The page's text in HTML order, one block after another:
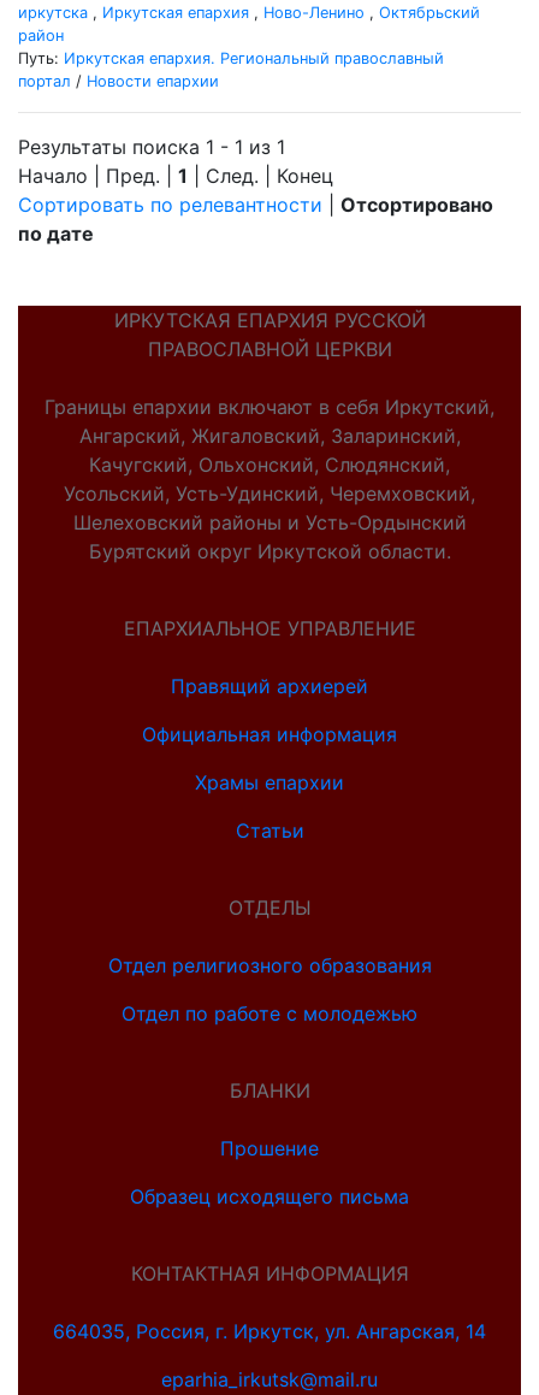
иркутска , Иркутская епархия , Ново-Ленино , Октябрьский
район
Путь: Иркутская епархия. Региональный православный
портал / Новости епархии
Результаты поиска 1 - 1 из 1
Начало | Пред. | 1 | След. | Конец
Сортировать по релевантности
Отсортировано
по дате
ИРКУТСКАЯ ЕПАРХИЯ РУССКОЙ
ПРАВОСЛАВНОЙ ЦЕРКВИ
Границы епархии включают в себя Иркутский,
Ангарский, Жигаловский, Заларинский,
Качугский, Ольхонский, Слюдянский,
Усольский, Усть-Удинский, Черемховский,
Шелеховский районы и Усть-Ордынский
Бурятский округ Иркутской области.
ЕПАРХИАЛЬНОЕ УПРАВЛЕНИЕ
Правящий архиерей
Официальная информация
Храмы епархии
Статьи
ОТДЕЛЫ
Отдел религиозного образования
Отдел по работе с молодежью
БЛАНКИ
Прошение
Образец исходящего письма
КОНТАКТНАЯ ИНФОРМАЦИЯ
664035, Россия, г. Иркутск, ул. Ангарская, 14
eparhia_irkutsk@mail.ru